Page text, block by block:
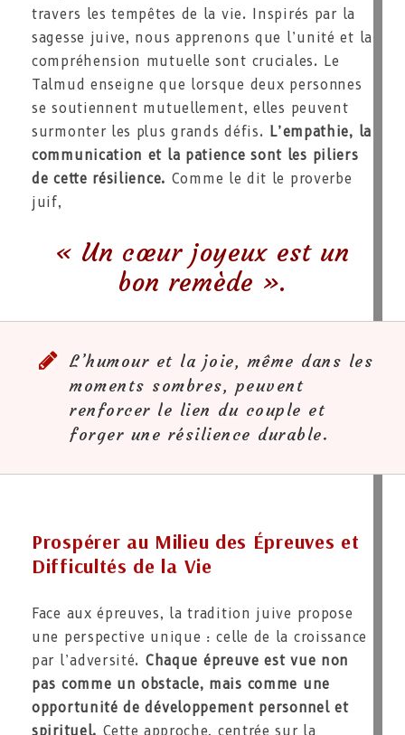
travers les tempêtes de la vie. Inspirés par la
sagesse juive, nous apprenons que l’unité et la
compréhension mutuelle sont cruciales. Le
Talmud enseigne que lorsque deux personnes
se soutiennent mutuellement, elles peuvent
surmonter les plus grands défis. L’empathie, la
communication et la patience sont les piliers
de cette résilience. Comme le dit le proverbe
juif,
« Un cœur joyeux est un
bon remède ».
L’humour et la joie, même dans les
moments sombres, peuvent
renforcer le lien du couple et
forger une résilience durable.
Prospérer au Milieu des Épreuves et
Difficultés de la Vie
Face aux épreuves, la tradition juive propose
une perspective unique : celle de la croissance
par l’adversité. Chaque épreuve est vue non
pas comme un obstacle, mais comme une
opportunité de développement personnel et
spirituel. Cette approche, centrée sur la